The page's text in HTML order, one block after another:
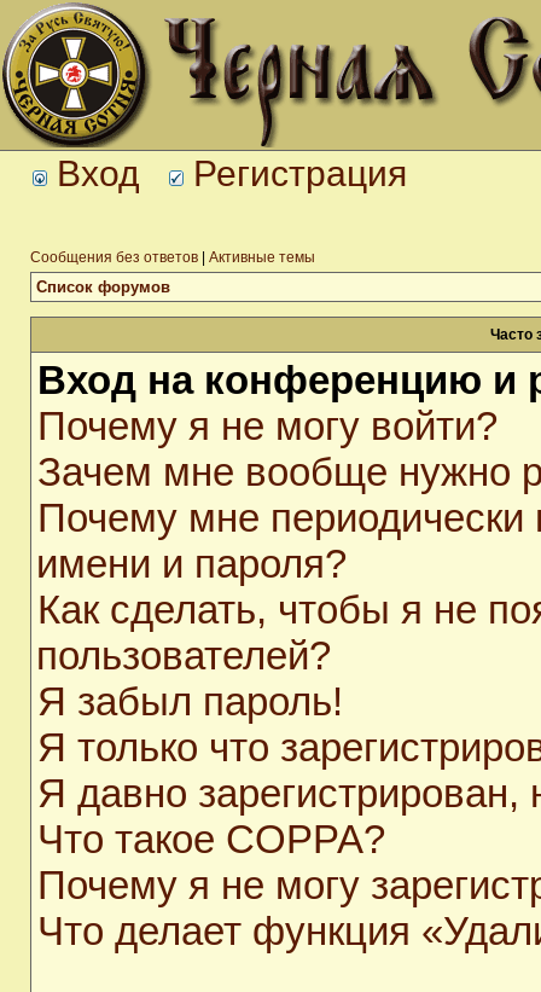
Вход Регистрация
Сообщения без ответов Активные темы
Список форумов
Часто
Вход на конференцию и
Почему я не могу войти?
Зачем мне вообще нужно
Почему мне периодически
имени и пароля?
Как сделать, чтобы я не
пользователей?
Я забыл пароль!
Я только что
Я давно
Что такое COPPA?
Почему я не могу
Что делает функция